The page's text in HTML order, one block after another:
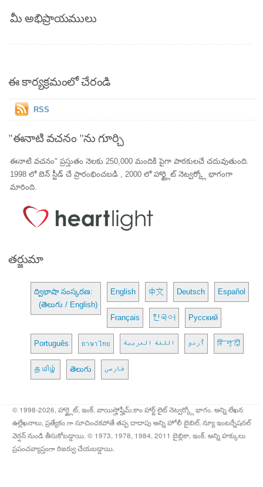
మీ అభిప్రాయములు
ఈ కార్యక్రమంలో చేరండి
RSS
"ఈనాటి వచనం "ను గూర్చి
ఈనాటి వచనం" ప్రస్తుతం నెలకు 250,000 మందికి పైగా పాఠకులచే చదువుతుంది.
1998 లో బెన్ స్టీడ్ చే ప్రారంభించబడి , 2000 లో హార్ట్లైట్ నెట్వర్క్లో భాగంగా
మారింది.
తర్జుమా
ద్విభాషా సంస్కరణ:
(తెలుగు / English)
English 中文 Deutsch Español
Français 한국어 Русский
Português ภาษาไทย اللغة العربية اُردو हिन्दी
தமிழ் తెలుగు فارسی
© 1998-2026, హార్ట్లైట్, ఇంక్. వాయిస్హోఫ్హీమ్.కాం హార్ట్ లైట్ నెట్వర్క్లో భాగం. అన్ని లేఖన
ఉల్లేఖనాలు, ప్రత్యేకం గా సూచించకపోతే తప్ప దాదాపు అన్ని హోలీ బైబిల్, న్యూ ఇంటర్నేషనల్
వెర్షన్ నుండి తీసుకోబడ్డాయి. © 1973, 1978, 1984, 2011 బైబ్లికా, ఇంక్. అన్ని హక్కులు
ప్రపంచవ్యాప్తంగా రిజర్వు చేయబడ్డాయి.